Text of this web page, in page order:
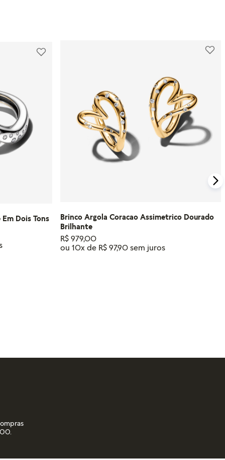
informações sobre o processo de garantia,
consulte o atendimento ao cliente da
Saiba mais sobre as condições de garantia e
veja todos os detalhes na nossa seção de
Dois Tons
Brinco Argola Coracao Assimetrico Dourado
Brilhante
R$ 979,00
ou 10x de R$ 97,90